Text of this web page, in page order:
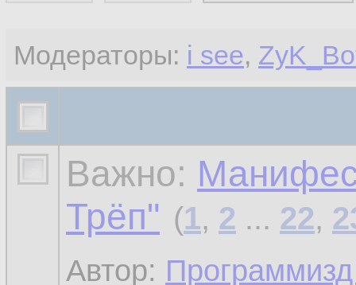
Модераторы: i see,
Важно:
Трёп" (1, 2 ... 22,
Автор: